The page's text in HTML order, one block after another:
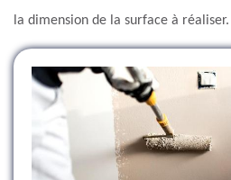
la dimension de la surface à réaliser.